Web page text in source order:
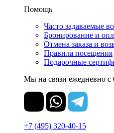
Помощь
Часто задаваемые
Бронирование и
Отмена заказа и
Правила посещения
Подарочные
Мы на связи ежедневно с
+7 (495) 320-40-15